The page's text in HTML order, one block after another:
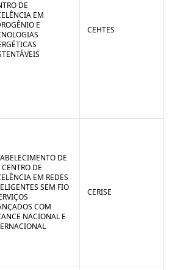
DE
EM
E
CEHTES
DE
DE
EM REDES
SEM FIO
COM
NACIONAL E
CERISE